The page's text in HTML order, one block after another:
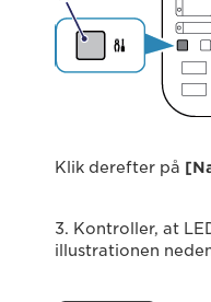
Klik derefter på
3. Kontroller, at
illustrationen